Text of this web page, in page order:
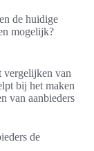
de huidige
mogelijk?
vergelijken van
bij het maken
van aanbieders
de